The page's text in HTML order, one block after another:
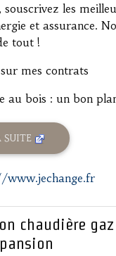
souscrivez les
et assurance.
tout !
mes contrats
au bois : un bon
SUITE
chaudière